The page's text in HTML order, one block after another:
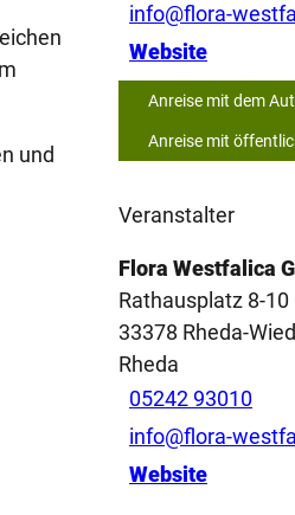
und
info@flora-
Website
Anreise mit dem
Anreise mit
Veranstalter
Flora Westfalica
Rathausplatz 8-10
33378 Rheda-
Rheda
05242 93010
info@flora-
Website